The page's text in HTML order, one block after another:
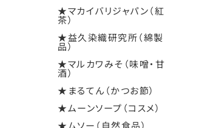
★マカイバリジャパン（紅
茶）
★益久染織研究所（綿製
品）
★マルカワみそ（味噌・甘
酒）
★まるてん（かつお節）
★ムーンソープ（コスメ）
★ムソー（自然食品）